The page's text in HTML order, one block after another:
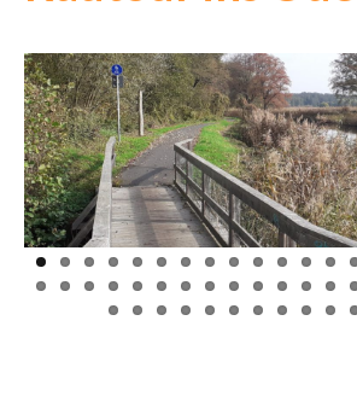
Aktuelles
Über CB-Travels
Kontakt